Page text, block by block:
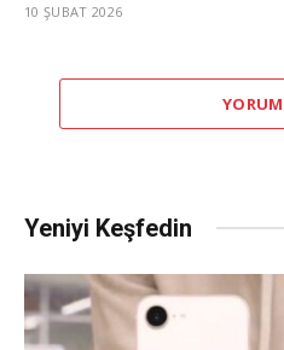
10 ŞUBAT 2026
Yeniyi Keşfedin